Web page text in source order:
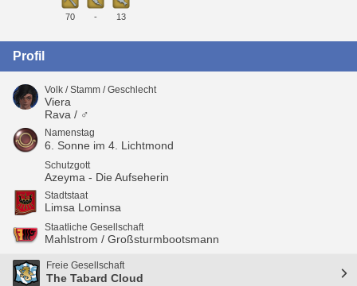
70 - 13
Profil
Volk / Stamm / Geschlecht
Viera
Rava / ♂
Namenstag
6. Sonne im 4. Lichtmond
Schutzgott
Azeyma - Die Aufseherin
Stadtstaat
Limsa Lominsa
Staatliche Gesellschaft
Mahlstrom / Großsturmbootsmann
Freie Gesellschaft
The Tabard Cloud